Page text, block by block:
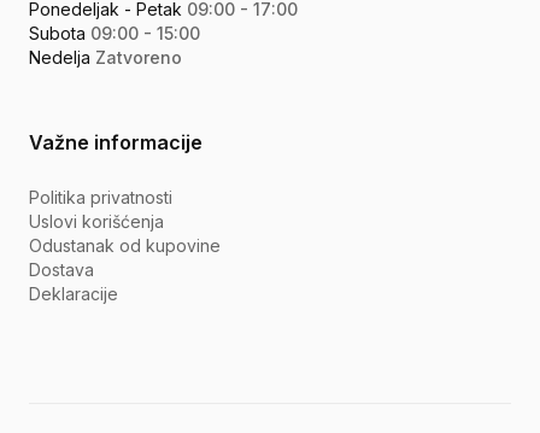
Ponedeljak - Petak 09:00 - 17:00
Subota 09:00 - 15:00
Nedelja Zatvoreno
Važne informacije
Politika privatnosti
Uslovi korišćenja
Odustanak od kupovine
Dostava
Deklaracije